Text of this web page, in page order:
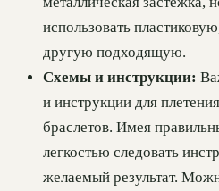
использовать
другую подходящую.
Схемы и инструкции:
и инструкции для
браслетов. Имея
легкостью следовать
желаемый результат.